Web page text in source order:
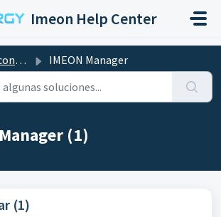
Imeon Help Center
IMEON Manager
(1)
(1)